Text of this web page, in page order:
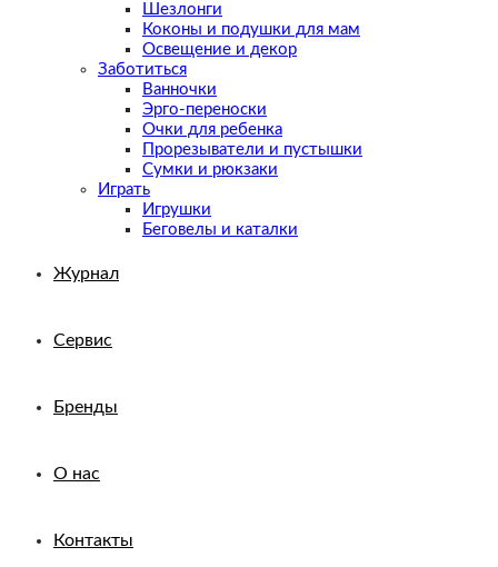
Шезлонги
Коконы и подушки для мам
Освещение и декор
Заботиться
Ванночки
Эрго-переноски
Очки для ребенка
Прорезыватели и пустышки
Сумки и рюкзаки
Играть
Игрушки
Беговелы и каталки
Журнал
Сервис
Бренды
О нас
Контакты